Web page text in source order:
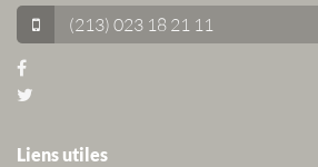
(213) 023 18 21 11
Liens utiles